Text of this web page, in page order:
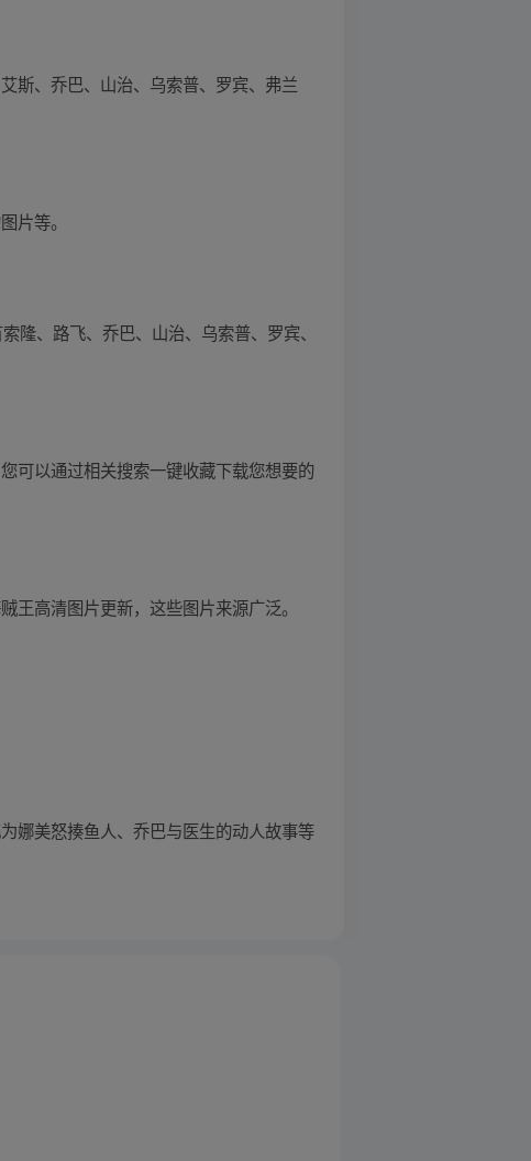
斯、乔巴、山治、乌索普、罗宾、弗兰
片等。
隆、路飞、乔巴、山治、乌索普、罗宾、
可以通过相关搜索一键收藏下载您想要的
高清图片更新，这些图片来源广泛。
娜美怒揍鱼人、乔巴与医生的动人故事等